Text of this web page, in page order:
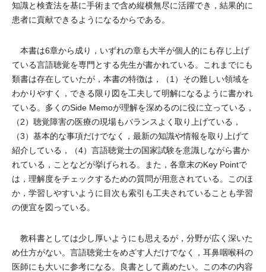
知識と検査法を基に手術まで含め縦横無尽に活躍でき，結果的に
患者に貢献できるようになるからである。
本書は6章から成り，いずれの章も大半が個人的にも存じ上げ
ている言語聴覚を専門とする先生が書かれている。これまでにも
類書は存在していたが，本書の特徴は，（1）その難しい領域を
わかりやすく，できる限り図を工夫して明解になるように書かれ
ている。多くのSide Memoが理解を深めるのに役に立っている，
（2）聴覚障害の医療の現場もバランスよく取り上げている，
（3）基本的な事項だけでなく，最新の知識や情報を取り上げて
紹介している，（4）言語聴覚士の国家試験を意識しながら書か
れている，ことなどが挙げられる。また，各章末のKey Pointで
は，理解度をチェックするための質問が用意されている。このほ
か，学習しやすいように目次も索引も工夫されていることも学習
の便宜を図っている。
教科書としては少し厚いようにも思えるが，分野が広く深いた
め仕方がない。言語聴覚士をめざす人だけでなく，耳鼻咽喉科の
医師にも大いに参考になる。良書として薦めたい。この本の内容